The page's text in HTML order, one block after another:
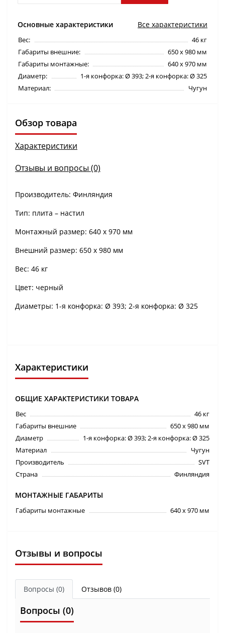
Основные характеристики Все характеристики
Вес:
46 кг
Габариты внешние:
650 х 980 мм
Габариты монтажные:
640 х 970 мм
Диаметр:
1-я конфорка: Ø 393; 2-я конфорка: Ø 325
Материал:
Чугун
Обзор товара
Характеристики
Отзывы и вопросы (0)
Производитель: Финляндия
Тип: плита – настил
Монтажный размер: 640 х 970 мм
Внешний размер: 650 х 980 мм
Вес: 46 кг
Цвет: черный
Диаметры: 1-я конфорка: Ø 393; 2-я конфорка: Ø 325
Характеристики
ОБЩИЕ ХАРАКТЕРИСТИКИ ТОВАРА
Вес
46 кг
Габариты внешние
650 х 980 мм
Диаметр
1-я конфорка: Ø 393; 2-я конфорка: Ø 325
Материал
Чугун
Производитель
SVT
Страна
Финляндия
МОНТАЖНЫЕ ГАБАРИТЫ
Габариты монтажные 640 х 970 мм
Отзывы и вопросы
Вопросы (0) Отзывов (0)
Вопросы (0)